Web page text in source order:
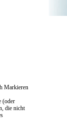
Markieren
(oder
die nicht